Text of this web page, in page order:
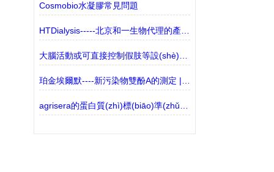
Cosmobio水凝膠常見問題
HTDialysis-----北京和一生物代理的產(chǎn)品介紹